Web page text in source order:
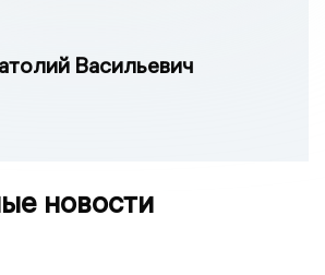
Васильевич
новости